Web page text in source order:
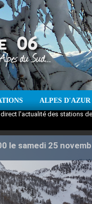
ALPES D'AZUR
le samedi 25